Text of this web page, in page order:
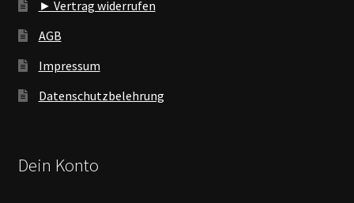
► Vertrag widerrufen
AGB
Impressum
Datenschutzbelehrung
Dein Konto